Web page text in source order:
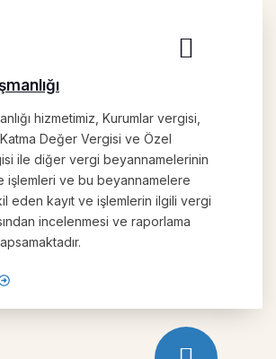
hizmetimiz, Kurumlar vergisi,
Değer Vergisi ve Özel
ile diğer vergi beyannamelerinin
işlemleri ve bu beyannamelere
eden kayıt ve işlemlerin ilgili vergi
incelenmesi ve raporlama